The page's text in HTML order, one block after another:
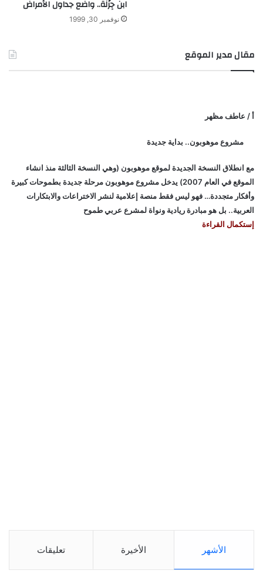
ابن جِزْلَة.. واضع جداول الأمراض
نوفمبر 30, 1999
مقال مدير الموقع
أ / عاطف مظهر
مشروع موهوبون.. بداية جديدة
مع انطلاق النسخة الجديدة لموقع موهوبون (وهي النسخة الثالثة منذ انشاء
الموقع في العام 2007) يدخل مشروع موهوبون مرحلة جديدة بطموحات كبيرة
وأفكار متجددة… فهو ليس فقط منصة إعلامية لنشر الاختراعات والابتكارات
العربية.. بل هو مبادرة ريادية ونواة لمشرع عربي طموح
إستكمال القراءة
الأشهر الأخيرة تعليقات